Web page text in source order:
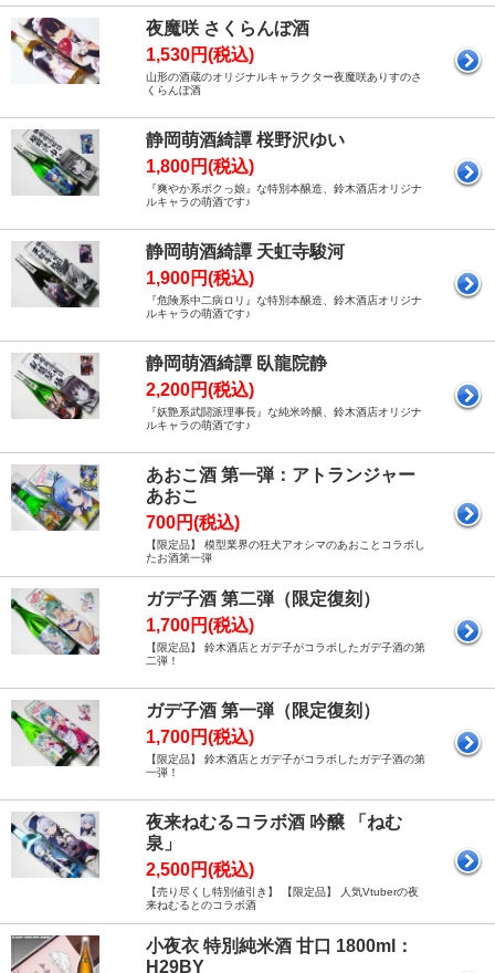
夜魔咲 さくらんぼ酒
1,530円(税込)
山形の酒蔵のオリジナルキャラクター夜魔咲ありすのさ
くらんぼ酒
静岡萌酒綺譚 桜野沢ゆい
1,800円(税込)
『爽やか系ボクっ娘』な特別本醸造、鈴木酒店オリジナ
ルキャラの萌酒です♪
静岡萌酒綺譚 天虹寺駿河
1,900円(税込)
『危険系中二病ロリ』な特別本醸造、鈴木酒店オリジナ
ルキャラの萌酒です♪
静岡萌酒綺譚 臥龍院静
2,200円(税込)
『妖艶系武闘派理事長』な純米吟醸、鈴木酒店オリジナ
ルキャラの萌酒です♪
あおこ酒 第一弾：アトランジャー
あおこ
700円(税込)
【限定品】 模型業界の狂犬アオシマのあおことコラボし
たお酒第一弾
ガデ子酒 第二弾（限定復刻）
1,700円(税込)
【限定品】 鈴木酒店とガデ子がコラボしたガデ子酒の第
二弾！
ガデ子酒 第一弾（限定復刻）
1,700円(税込)
【限定品】 鈴木酒店とガデ子がコラボしたガデ子酒の第
一弾！
夜来ねむるコラボ酒 吟醸 「ねむ
泉」
2,500円(税込)
【売り尽くし特別値引き】 【限定品】 人気Vtuberの夜
来ねむるとのコラボ酒
小夜衣 特別純米酒 甘口 1800ml：
H29BY